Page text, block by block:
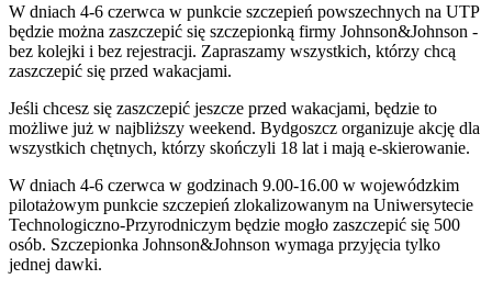
W dniach 4-6 czerwca w punkcie szczepień powszechnych na UTP
będzie można zaszczepić się szczepionką firmy Johnson&Johnson -
bez kolejki i bez rejestracji. Zapraszamy wszystkich, którzy chcą
zaszczepić się przed wakacjami.
Jeśli chcesz się zaszczepić jeszcze przed wakacjami, będzie to
możliwe już w najbliższy weekend. Bydgoszcz organizuje akcję dla
wszystkich chętnych, którzy skończyli 18 lat i mają e-skierowanie.
W dniach 4-6 czerwca w godzinach 9.00-16.00 w wojewódzkim
pilotażowym punkcie szczepień zlokalizowanym na Uniwersytecie
Technologiczno-Przyrodniczym będzie mogło zaszczepić się 500
osób. Szczepionka Johnson&Johnson wymaga przyjęcia tylko
jednej dawki.